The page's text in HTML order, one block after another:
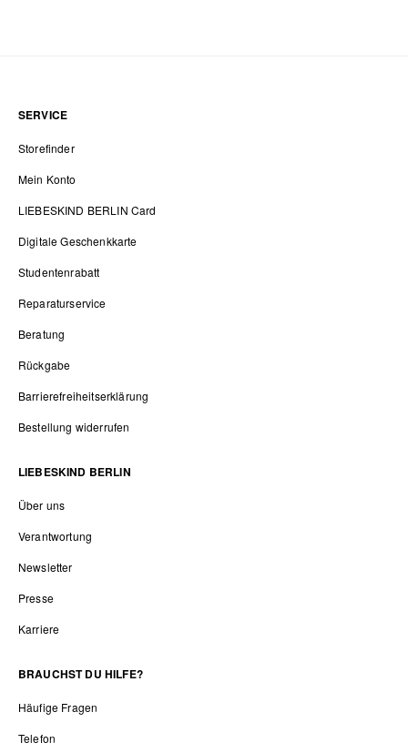
SERVICE
Storefinder
Mein Konto
LIEBESKIND BERLIN Card
Digitale Geschenkkarte
Studentenrabatt
Reparaturservice
Beratung
Rückgabe
Barrierefreiheitserklärung
Bestellung widerrufen
LIEBESKIND BERLIN
Über uns
Verantwortung
Newsletter
Presse
Karriere
BRAUCHST DU HILFE?
Häufige Fragen
Telefon